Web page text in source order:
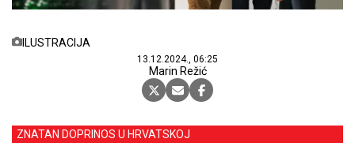
ILUSTRACIJA
13.12.2024., 06:25
Marin Režić
ZNATAN DOPRINOS U HRVATSKOJ